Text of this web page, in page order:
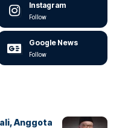
Instagram
Follow
Google News
Follow
Anggota